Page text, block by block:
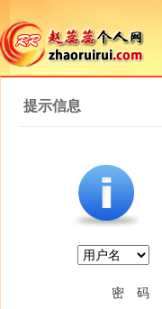
提示信息
密 码